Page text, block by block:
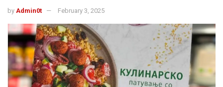
by Admin0t February 3, 2025